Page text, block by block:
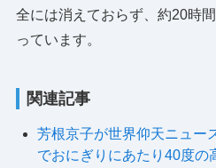
全には消えておらず、約20時
っています。
関連記事
芳根京子が世界仰天ニュー
でおにぎりにあたり40度の